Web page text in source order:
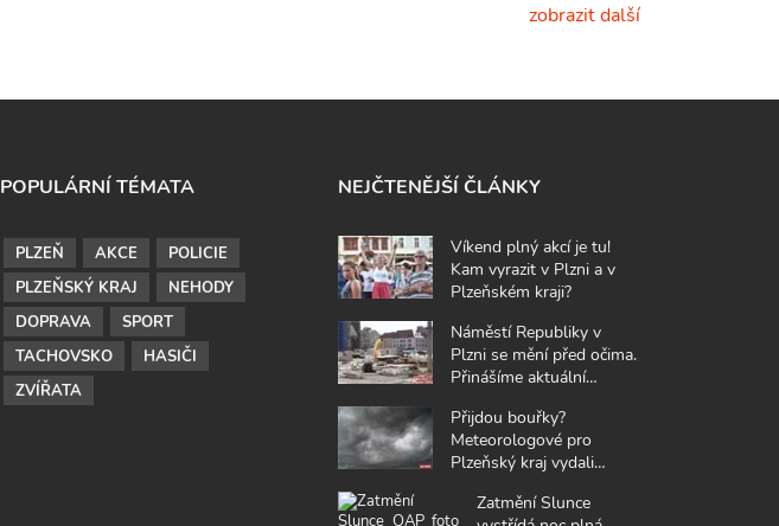
zobrazit další
POPULÁRNÍ TÉMATA
PLZEŇ AKCE
POLICIE
PLZEŇSKÝ KRAJ
NEHODY
DOPRAVA
SPORT
TACHOVSKO
HASIČI
ZVÍŘATA
NEJČTENĚJŠÍ ČLÁNKY
Víkend plný akcí je tu!
Kam vyrazit v Plzni a v
Plzeňském kraji?
Náměstí Republiky v
Plzni se mění před očima.
Přinášíme aktuální
Přijdou bouřky?
Meteorologové pro
Plzeňský kraj vydali
Zatmění Slunce